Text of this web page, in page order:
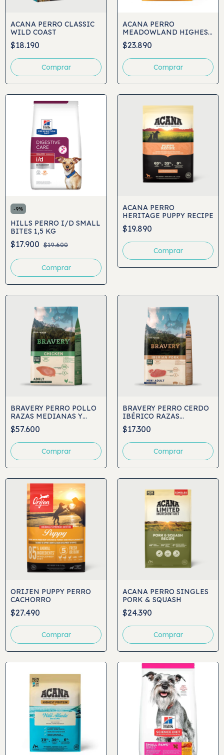
ACANA PERRO CLASSIC
WILD COAST
$18.190
Comprar
ACANA PERRO
MEADOWLAND HIGHEST
PROTEIN
$23.890
Comprar
-9%
HILLS PERRO I/D SMALL
BITES 1,5 KG
$17.900 $19.600
ACANA PERRO
HERITAGE PUPPY RECIPE
$19.890
Comprar
BRAVERY PERRO POLLO
RAZAS MEDIANAS Y
GRANDES
$57.600
Comprar
BRAVERY PERRO CERDO
IBÉRICO RAZAS
PEQUEÑAS
$17.300
Comprar
ORIJEN PUPPY PERRO
CACHORRO
$27.490
Comprar
ACANA PERRO SINGLES
PORK & SQUASH
$24.390
Comprar